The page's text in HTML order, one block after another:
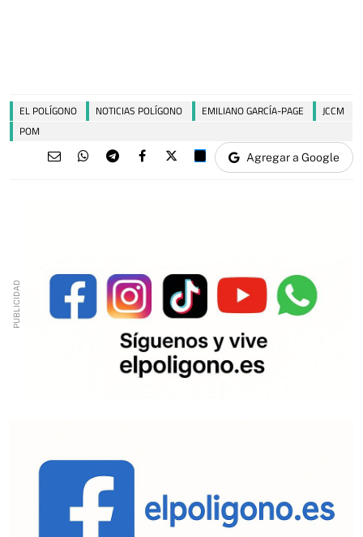
EL POLÍGONO NOTICIAS POLÍGONO EMILIANO GARCÍA-PAGE
JCCM
POM
Agregar a Google